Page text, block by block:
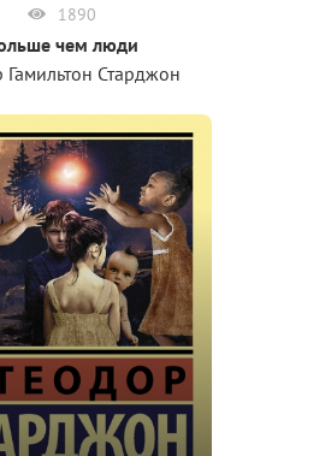
1890
чем люди
Гамильтон Старджон